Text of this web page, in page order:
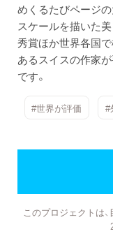
めくるたびページ
スケールを描いた
秀賞ほか世界各国
あるスイスの作家
です。
#世界が評価 #
このプロジェクトは